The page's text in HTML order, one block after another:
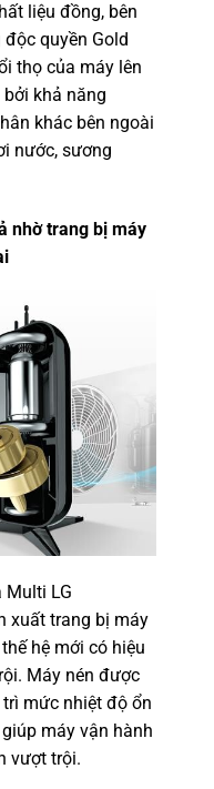
liệu đồng, bên
quyền Gold
thọ của máy lên
khả năng
khác bên ngoài
nước, sương
nhờ trang bị máy
Multi LG
xuất trang bị máy
hệ mới có hiệu
Máy nén được
mức nhiệt độ ổn
máy vận hành
vượt trội.